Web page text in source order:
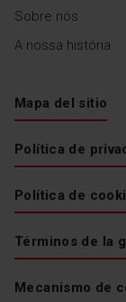
Sobre nós
A nossa história
Mapa del sitio
Política de
Política de
Términos de la
Mecanismo de